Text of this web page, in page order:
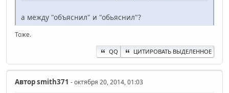
а между "объяснил" и "обьяснил"?
Тоже.
QQ ЦИТИРОВАТЬ ВЫДЕЛЕННОЕ
Авторsmith371 - октября 20, 2014, 01:03